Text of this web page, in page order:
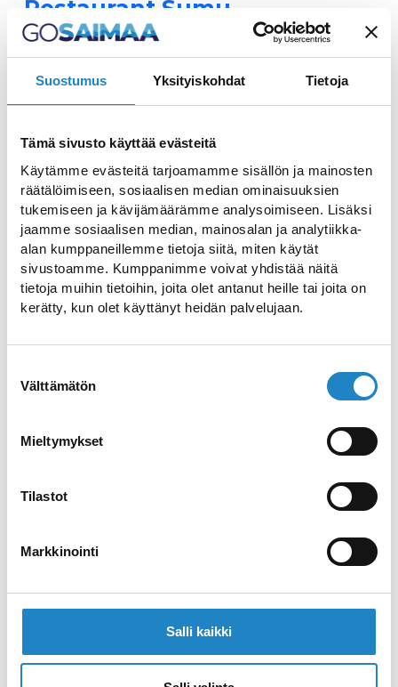
Suostumus Yksityiskohdat Tietoja
Tämä sivusto käyttää evästeitä
Käytämme evästeitä tarjoamamme sisällön ja mainosten
räätälöimiseen, sosiaalisen median ominaisuuksien
tukemiseen ja kävijämäärämme analysoimiseen. Lisäksi
jaamme sosiaalisen median, mainosalan ja analytiikka-
alan kumppaneillemme tietoja siitä, miten käytät
sivustoamme. Kumppanimme voivat yhdistää näitä
tietoja muihin tietoihin, joita olet antanut heille tai joita on
kerätty, kun olet käyttänyt heidän palvelujaan.
valinta
Välttämätön
Mieltymykset
Tilastot
Markkinointi
Salli kaikki
Restaurant Sumu
Überraschendes Essen mit einem Hauch
Festung aus dem 18. Jahrhundert in
Luumäki
Saimaa Kanal Route nach
Nuijamaa
Genießen Sie die atemberaubende
historische Aussicht
Die Saimaa Archipel Route
Die Saimaa Archipelago Route führt
Landschaften des Saimaa Sees
Schwimmende Sauna von
Schwimmende Sauna, die vom Hafen von